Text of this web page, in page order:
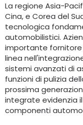
La regione Asia-
Cina, e Corea del
tecnologica
automobilistici.
importante fornitore
linea
sistemi avanzati di
funzioni di pulizia
prossima
integrate evidenzia
componenti